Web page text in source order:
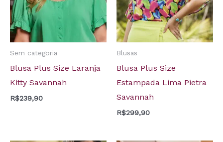
Sem categoria
Blusa Plus Size Laranja
Kitty Savannah
R$239,90
Blusas
Blusa Plus Size
Estampada Lima Pietra
Savannah
R$299,90